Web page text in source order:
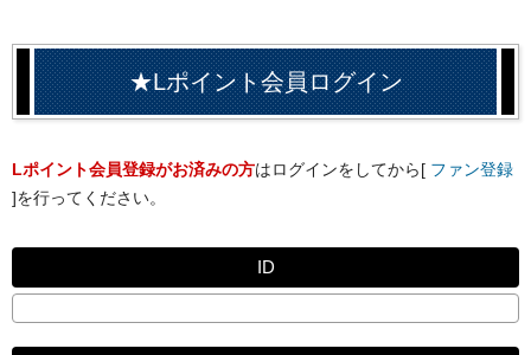
★Lポイント会員ログイン
Lポイント会員登録がお済みの方はログインをしてから[ ファン登録
]を行ってください。
ID